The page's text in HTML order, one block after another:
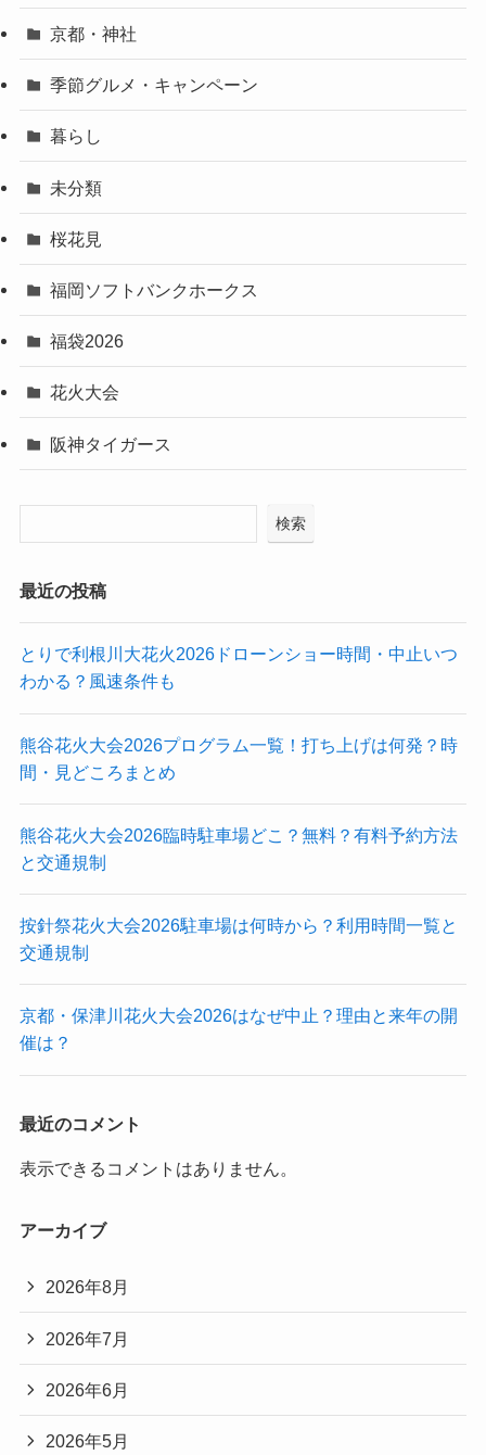
京都・神社
季節グルメ・キャンペーン
暮らし
未分類
桜花見
福岡ソフトバンクホークス
福袋2026
花火大会
阪神タイガース
検索
最近の投稿
とりで利根川大花火2026ドローンショー時間・中止いつ
わかる？風速条件も
熊谷花火大会2026プログラム一覧！打ち上げは何発？時
間・見どころまとめ
熊谷花火大会2026臨時駐車場どこ？無料？有料予約方法
と交通規制
按針祭花火大会2026駐車場は何時から？利用時間一覧と
交通規制
京都・保津川花火大会2026はなぜ中止？理由と来年の開
催は？
最近のコメント
表示できるコメントはありません。
アーカイブ
2026年8月
2026年7月
2026年6月
2026年5月